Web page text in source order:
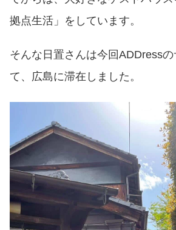
拠点生活」をしています。
そんな日置さんは今回ADDress
て、広島に滞在しました。